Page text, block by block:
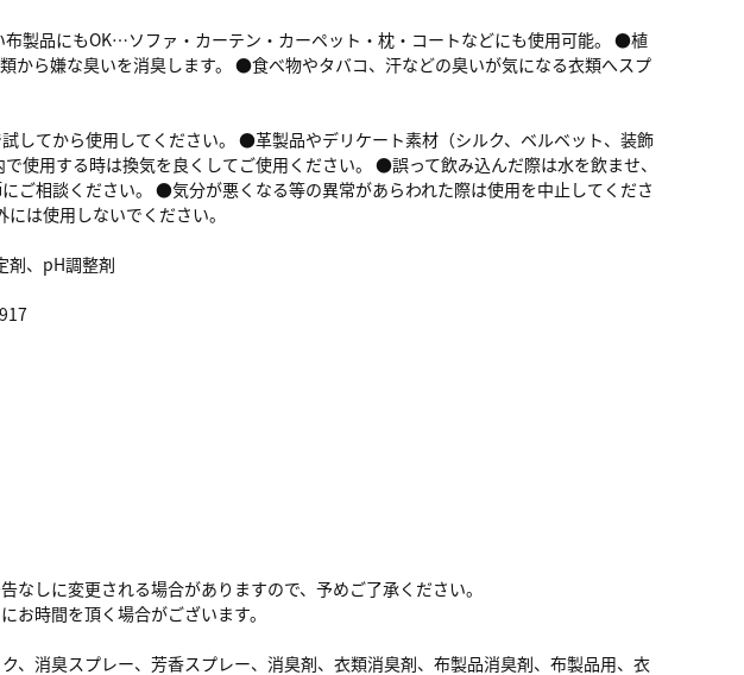
製品にもOK…ソファ・カーテン・カーペット・枕・コートなどにも使用可能。 ●植
から嫌な臭いを消臭します。 ●食べ物やタバコ、汗などの臭いが気になる衣類へスプ
してから使用してください。 ●革製品やデリケート素材（シルク、ベルベット、装飾
使用する時は換気を良くしてご使用ください。 ●誤って飲み込んだ際は水を飲ませ、
ご相談ください。 ●気分が悪くなる等の異常があらわれた際は使用を中止してくださ
は使用しないでください。
剤、pH調整剤
しに変更される場合がありますので、予めご了承ください。
時間を頂く場合がございます。
、消臭スプレー、芳香スプレー、消臭剤、衣類消臭剤、布製品消臭剤、布製品用、衣